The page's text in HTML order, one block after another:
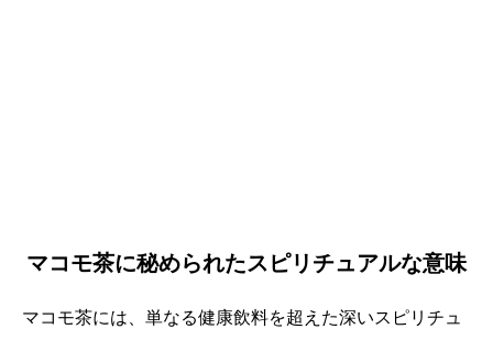
マコモ茶に秘められたスピリチュアルな意味
マコモ茶には、単なる健康飲料を超えた深いスピリチュ